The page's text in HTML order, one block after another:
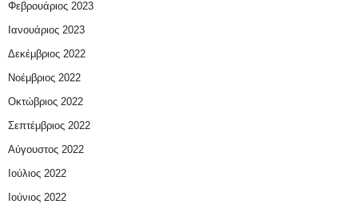
Φεβρουάριος 2023
Ιανουάριος 2023
Δεκέμβριος 2022
Νοέμβριος 2022
Οκτώβριος 2022
Σεπτέμβριος 2022
Αύγουστος 2022
Ιούλιος 2022
Ιούνιος 2022